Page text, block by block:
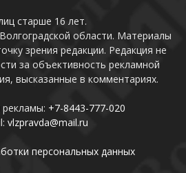
старше 16 лет.
области. Материалы
зрения редакции. Редакция не
за объективность рекламной
высказанные в комментариях.
+7-8443-777-020
vlzpravda@mail.ru
персональных данных